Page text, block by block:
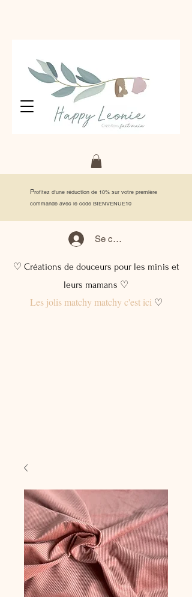
Profitez d'une réduction de 10% sur votre première
commande avec le code BIENVENUE10
Se connecter
♡ Créations de douceurs pour les minis et
leurs mamans ♡
Les jolis matchy matchy c'est ici♡